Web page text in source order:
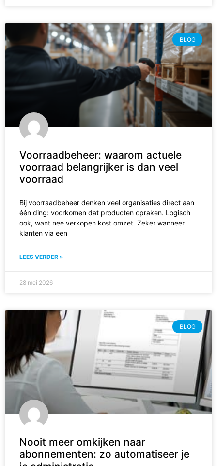
BLOG
Voorraadbeheer: waarom actuele
voorraad belangrijker is dan veel
voorraad
Bij voorraadbeheer denken veel organisaties direct aan
één ding: voorkomen dat producten opraken. Logisch
ook, want nee verkopen kost omzet. Zeker wanneer
klanten via een
LEES VERDER »
28 mei 2026
BLOG
Nooit meer omkijken naar
abonnementen: zo automatiseer je